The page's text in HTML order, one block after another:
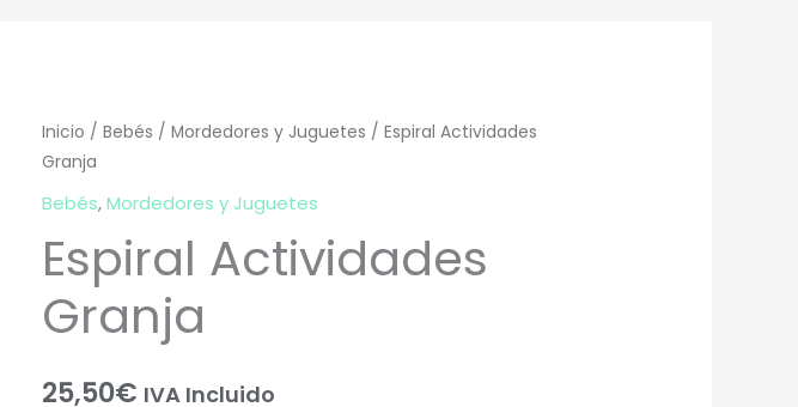
Inicio / Bebés / Mordedores y Juguetes / Espiral Actividades
Granja
Bebés,Mordedores y Juguetes
Espiral Actividades
Granja
25,50€ IVA Incluido
Espiral
Actividades
Granja